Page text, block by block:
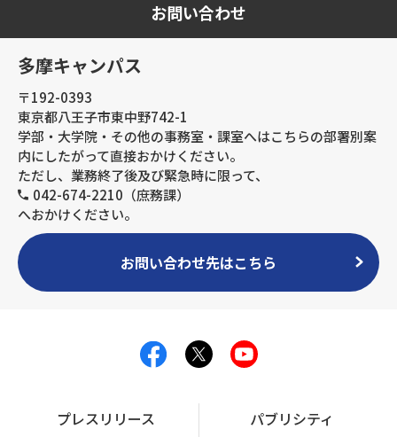
お問い合わせ
多摩キャンパス
〒192-0393
東京都八王子市東中野742-1
学部・大学院・その他の事務室・課室へはこちらの部署別案
内にしたがって直接おかけください。
ただし、業務終了後及び緊急時に限って、
042-674-2210（庶務課）
へおかけください。
お問い合わせ先はこちら
プレスリリース パブリシティ